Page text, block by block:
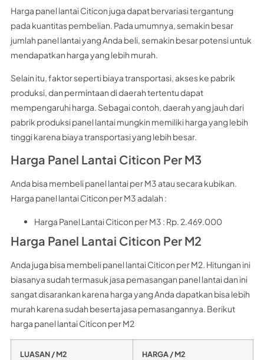
Harga panel lantai Citicon juga dapat bervariasi tergantung
pada kuantitas pembelian. Pada umumnya, semakin besar
jumlah panel lantai yang Anda beli, semakin besar potensi untuk
mendapatkan harga yang lebih murah.
Selain itu, faktor seperti biaya transportasi, akses ke pabrik
produksi, dan permintaan di daerah tertentu dapat
mempengaruhi harga. Sebagai contoh, daerah yang jauh dari
pabrik produksi panel lantai mungkin memiliki harga yang lebih
tinggi karena biaya transportasi yang lebih besar.
Harga Panel Lantai Citicon Per M3
Anda bisa membeli panel lantai per M3 atau secara kubikan.
Harga panel lantai Citicon per M3 adalah :
Harga Panel Lantai Citicon per M3 : Rp. 2.469.000
Harga Panel Lantai Citicon Per M2
Anda juga bisa membeli panel lantai Citicon per M2. Hitungan ini
biasanya sudah termasuk jasa pemasangan panel lantai dan ini
sangat disarankan karena harga yang Anda dapatkan bisa lebih
murah karena sudah beserta jasa pemasangannya. Berikut
harga panel lantai Citicon per M2
LUASAN / M2 HARGA / M2